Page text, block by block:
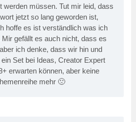
werden müssen. Tut mir leid, dass
jetzt so lang geworden ist,
hoffe es ist verständlich was ich
Mir gefällt es auch nicht, dass es
ich denke, dass wir hin und
Set bei Ideas, Creator Expert
erwarten können, aber keine
mehr 🙁